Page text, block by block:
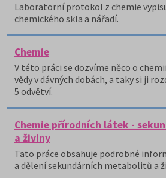
Laboratorní protokol z chemie
chemického skla a nářadí.
Chemie
V této práci se dozvíme něco o
vědy v dávných dobách, a taky si ji
5 odvětví.
Chemie přírodních látek -
a živiny
Tato práce obsahuje podrobné
a dělení sekundárních metabolitů a